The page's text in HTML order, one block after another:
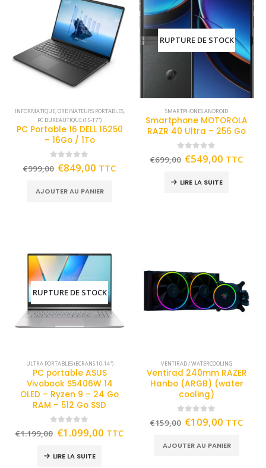
INFORMATIQUE,ORDINATEURS PORTABLES,
PC BUREAUTIQUE (15-17")
PC Portable 16 DELL 16250
– 16Go / 1To
out of 5
€999,00 €849,00 TTC
AJOUTER AU PANIER
RUPTURE DE STOCK
SMARTPHONES ANDROID
Smartphone MOTOROLA
RAZR 40 Ultra – 256 Go
out of 5
€699,00 €549,00 TTC
LIRE LA SUITE
RUPTURE DE STOCK
ULTRA PORTABLES (ECRANS 10-14")
PC portable ASUS
Vivobook S5406W 14
OLED – Ryzen 9 – 24 Go
RAM – 512 Go SSD
out of 5
€1.199,00 €1.099,00 TTC
LIRE LA SUITE
VENTIRAD / WATERCOOLING
Ventirad 240mm RAZER
Hanbo (ARGB) (water
cooling)
out of 5
€159,00 €109,00 TTC
AJOUTER AU PANIER